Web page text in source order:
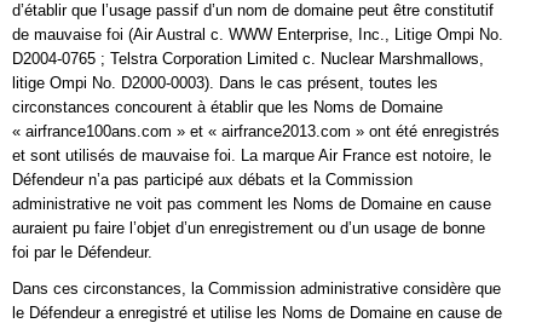
d’établir que l’usage passif d’un nom de domaine peut être constitutif
de mauvaise foi (Air Austral c. WWW Enterprise, Inc., Litige Ompi No.
D2004-0765 ; Telstra Corporation Limited c. Nuclear Marshmallows,
litige Ompi No. D2000-0003). Dans le cas présent, toutes les
circonstances concourent à établir que les Noms de Domaine
« airfrance100ans.com » et « airfrance2013.com » ont été enregistrés
et sont utilisés de mauvaise foi. La marque Air France est notoire, le
Défendeur n’a pas participé aux débats et la Commission
administrative ne voit pas comment les Noms de Domaine en cause
auraient pu faire l’objet d’un enregistrement ou d’un usage de bonne
foi par le Défendeur.
Dans ces circonstances, la Commission administrative considère que
le Défendeur a enregistré et utilise les Noms de Domaine en cause de